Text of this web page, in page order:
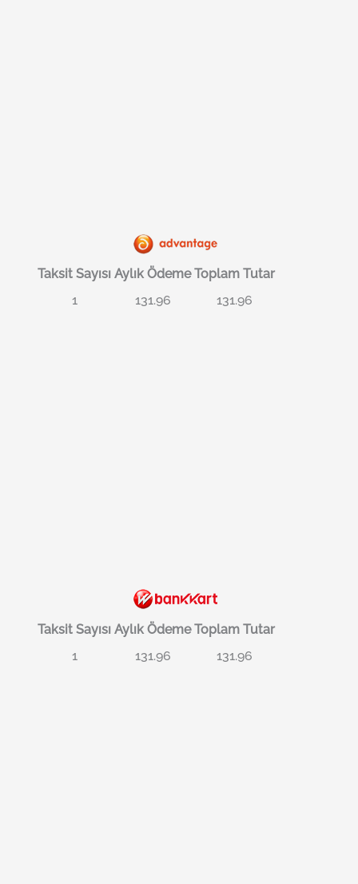
Taksit Sayısı Aylık Ödeme Toplam Tutar
1
131.96 131.96
Taksit Sayısı Aylık Ödeme Toplam Tutar
1
131.96 131.96